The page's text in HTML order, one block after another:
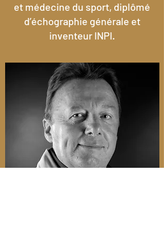
et médecine du sport, diplômé
d’échographie générale et
inventeur INPI.